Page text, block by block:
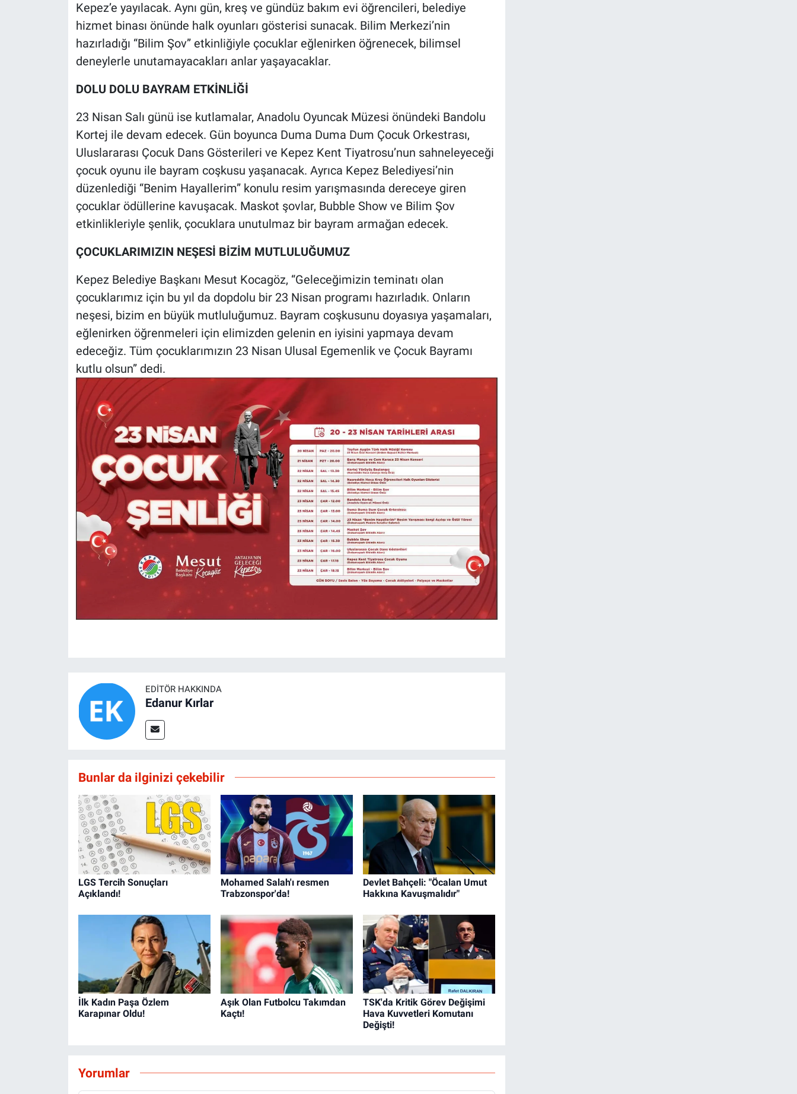
Kepez’e yayılacak. Aynı gün, kreş ve gündüz bakım evi öğrencileri, belediye
hizmet binası önünde halk oyunları gösterisi sunacak. Bilim Merkezi’nin
hazırladığı “Bilim Şov” etkinliğiyle çocuklar eğlenirken öğrenecek, bilimsel
deneylerle unutamayacakları anlar yaşayacaklar.
DOLU DOLU BAYRAM ETKİNLİĞİ
23 Nisan Salı günü ise kutlamalar, Anadolu Oyuncak Müzesi önündeki Bandolu
Kortej ile devam edecek. Gün boyunca Duma Duma Dum Çocuk Orkestrası,
Uluslararası Çocuk Dans Gösterileri ve Kepez Kent Tiyatrosu’nun sahneleyeceği
çocuk oyunu ile bayram coşkusu yaşanacak. Ayrıca Kepez Belediyesi’nin
düzenlediği “Benim Hayallerim” konulu resim yarışmasında dereceye giren
çocuklar ödüllerine kavuşacak. Maskot şovlar, Bubble Show ve Bilim Şov
etkinlikleriyle şenlik, çocuklara unutulmaz bir bayram armağan edecek.
ÇOCUKLARIMIZIN NEŞESİ BİZİM MUTLULUĞUMUZ
Kepez Belediye Başkanı Mesut Kocagöz, “Geleceğimizin teminatı olan
çocuklarımız için bu yıl da dopdolu bir 23 Nisan programı hazırladık. Onların
neşesi, bizim en büyük mutluluğumuz. Bayram coşkusunu doyasıya yaşamaları,
eğlenirken öğrenmeleri için elimizden gelenin en iyisini yapmaya devam
edeceğiz. Tüm çocuklarımızın 23 Nisan Ulusal Egemenlik ve Çocuk Bayramı
kutlu olsun” dedi.
EDITÖR HAKKINDA
Edanur Kırlar
Bunlar da ilginizi çekebilir
LGS Tercih Sonuçları
Açıklandı!
Mohamed Salah'ı resmen
Trabzonspor'da!
Devlet Bahçeli: "Öcalan Umut
Hakkına Kavuşmalıdır"
İlk Kadın Paşa Özlem
Karapınar Oldu!
Aşık Olan Futbolcu Takımdan
Kaçtı!
TSK'da Kritik Görev Değişimi
Hava Kuvvetleri Komutanı
Değişti!
Yorumlar